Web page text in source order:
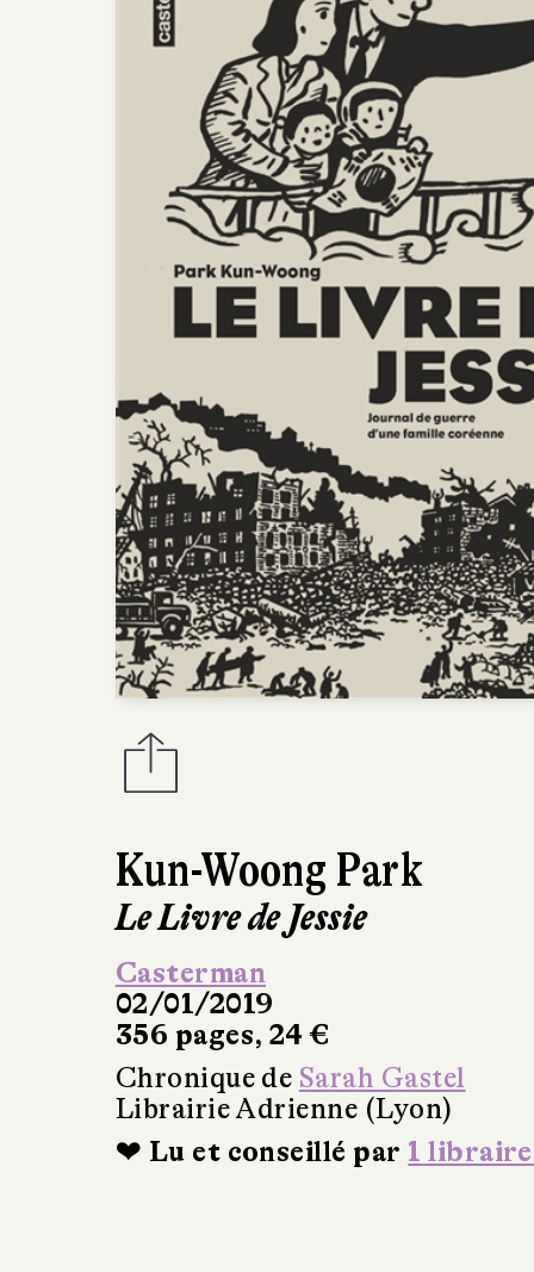
Kun-Woong Park
Le Livre de Jessie
Casterman
02/01/2019
356 pages, 24 €
Chronique de Sarah Gastel
Librairie Adrienne (Lyon)
❤ Lu et conseillé par 1